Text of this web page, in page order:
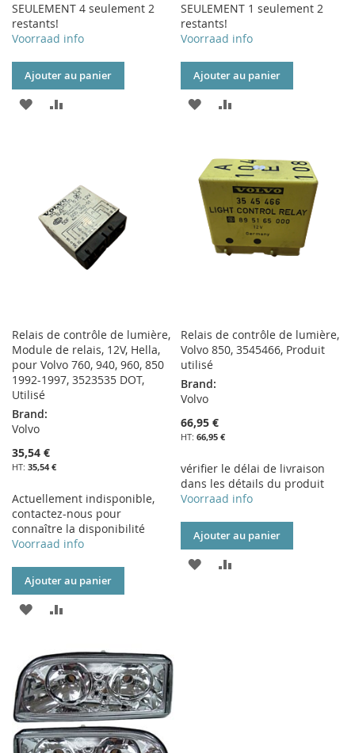
SEULEMENT 4 seulement 2
restants!
Voorraad info
Ajouter au panier
AJOUTER
D’ENVIE
SEULEMENT 1 seulement 2
restants!
Voorraad info
Ajouter au panier
AJOUTER
MA
LISTE
D’ENVIE
COMPARATEUR
Relais de contrôle de lumière,
Module de relais, 12V, Hella,
pour Volvo 760, 940, 960, 850
1992-1997, 3523535 DOT,
Utilisé
Brand:
Volvo
35,54 €
35,54 €
Actuellement indisponible,
contactez-nous pour
connaître la disponibilité
Voorraad info
Ajouter au panier
AJOUTER
MA
LISTE
D’ENVIE
COMPARATEUR
Relais de contrôle de lumière,
Volvo 850, 3545466, Produit
utilisé
Brand:
Volvo
66,95 €
66,95 €
vérifier le délai de livraison
dans les détails du produit
Voorraad info
Ajouter au panier
AJOUTER